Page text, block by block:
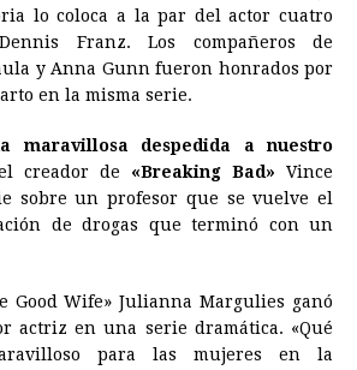
lo coloca a la par del actor cuatro
Franz. Los compañeros de
y Anna Gunn fueron honrados por
en la misma serie.
maravillosa despedida a nuestro
creador de «Breaking Bad» Vince
sobre un profesor que se vuelve el
de drogas que terminó con un
Good Wife» Julianna Margulies ganó
actriz en una serie dramática. «Qué
para las mujeres en la